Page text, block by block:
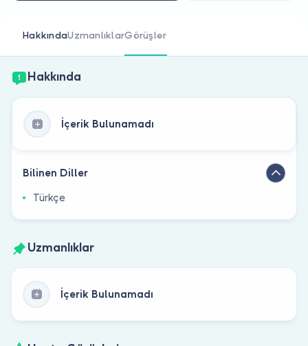
HakkındaUzmanlıklarGörüşler
Hakkında
İçerik Bulunamadı
Bilinen Diller
Türkçe
Uzmanlıklar
İçerik Bulunamadı